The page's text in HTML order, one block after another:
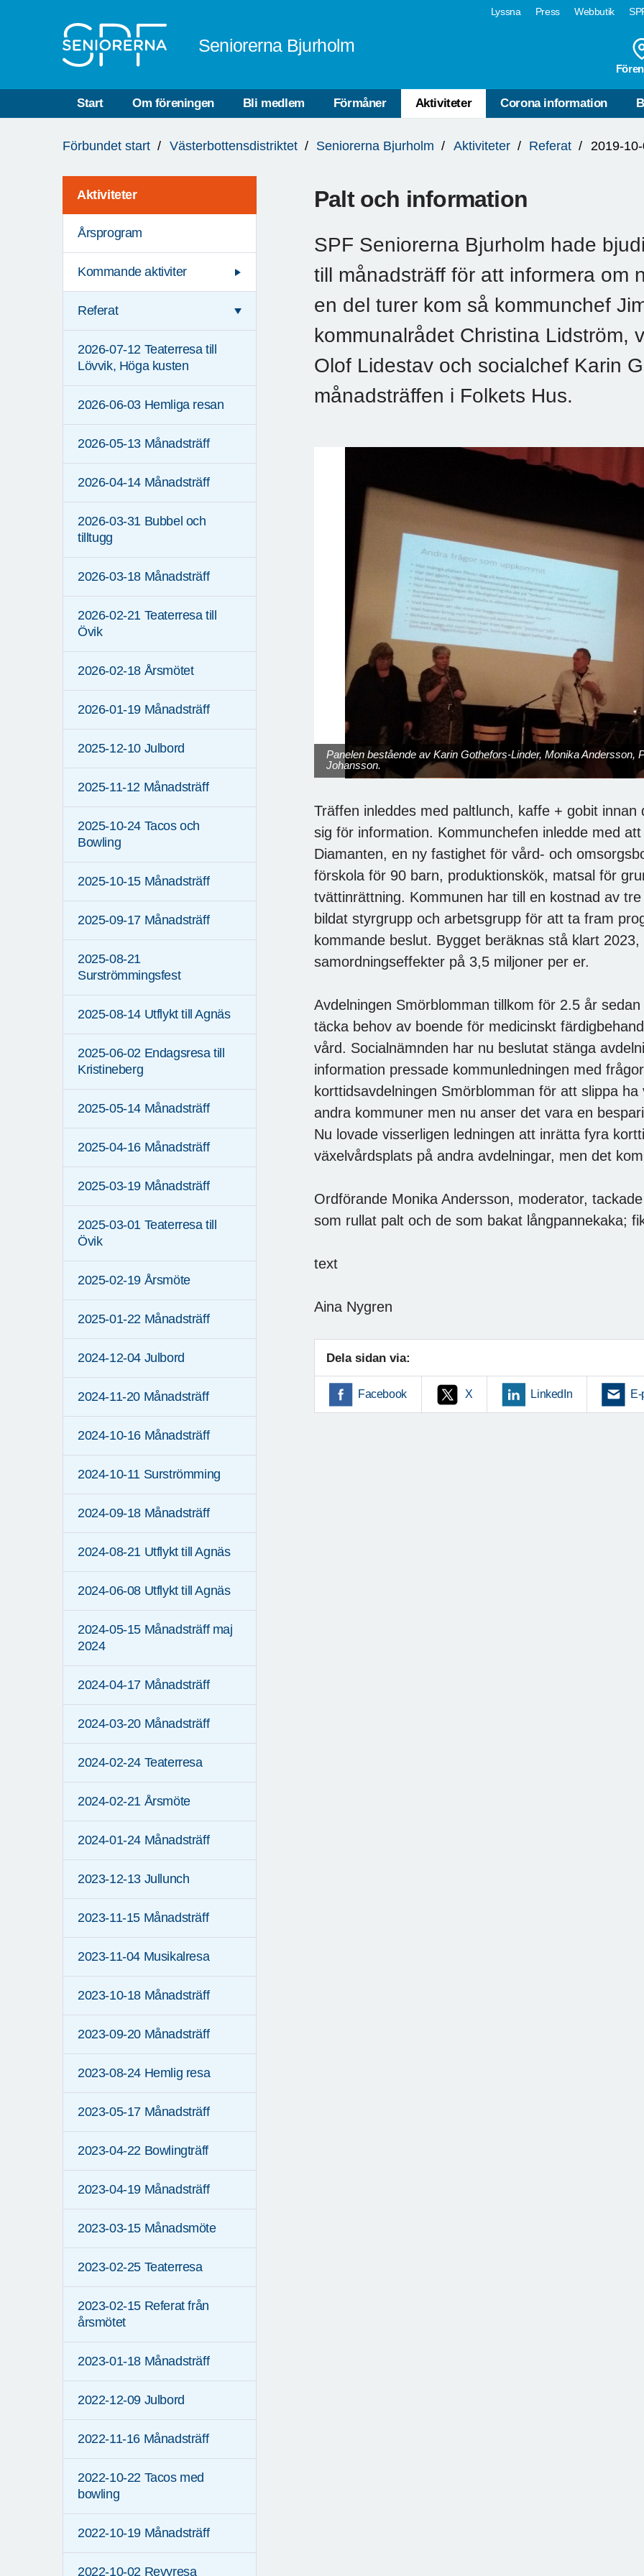
Lyssna Press Webbutik
Seniorerna Bjurholm
Start Om föreningen Bli medlem Förmåner Aktiviteter Corona information
är
Förbundet start Västerbottensdistriktet Seniorerna Bjurholm Aktiviteter Referat 2019-
Aktiviteter
Årsprogram
Kommande aktiviter
Referat
2026-07-12 Teaterresa till
Lövvik, Höga kusten
2026-06-03 Hemliga resan
2026-05-13 Månadsträff
2026-04-14 Månadsträff
2026-03-31 Bubbel och
tilltugg
2026-03-18 Månadsträff
2026-02-21 Teaterresa till
Övik
2026-02-18 Årsmötet
2026-01-19 Månadsträff
2025-12-10 Julbord
2025-11-12 Månadsträff
2025-10-24 Tacos och
Bowling
2025-10-15 Månadsträff
2025-09-17 Månadsträff
2025-08-21
Surströmmingsfest
2025-08-14 Utflykt till Agnäs
2025-06-02 Endagsresa till
Kristineberg
2025-05-14 Månadsträff
2025-04-16 Månadsträff
2025-03-19 Månadsträff
2025-03-01 Teaterresa till
Övik
2025-02-19 Årsmöte
2025-01-22 Månadsträff
2024-12-04 Julbord
2024-11-20 Månadsträff
2024-10-16 Månadsträff
2024-10-11 Surströmming
2024-09-18 Månadsträff
2024-08-21 Utflykt till Agnäs
2024-06-08 Utflykt till Agnäs
2024-05-15 Månadsträff maj
2024
2024-04-17 Månadsträff
2024-03-20 Månadsträff
2024-02-24 Teaterresa
2024-02-21 Årsmöte
2024-01-24 Månadsträff
2023-12-13 Jullunch
2023-11-15 Månadsträff
2023-11-04 Musikalresa
2023-10-18 Månadsträff
2023-09-20 Månadsträff
2023-08-24 Hemlig resa
2023-05-17 Månadsträff
2023-04-22 Bowlingträff
2023-04-19 Månadsträff
2023-03-15 Månadsmöte
2023-02-25 Teaterresa
2023-02-15 Referat från
årsmötet
2023-01-18 Månadsträff
2022-12-09 Julbord
2022-11-16 Månadsträff
2022-10-22 Tacos med
bowling
2022-10-19 Månadsträff
2022-10-02 Revyresa
Palt och information
SPF Seniorerna Bjurholm hade
till månadsträff för att informera om
en del turer kom så kommunchef
kommunalrådet Christina Lidström,
Olof Lidestav och socialchef Karin
månadsträffen i Folkets Hus.
Panelen bestående av Karin Gothefors-Linder, Monika
Johansson.
Träffen inleddes med paltlunch, kaffe + gobit
sig för information. Kommunchefen inledde med
Diamanten, en ny fastighet för vård- och
förskola för 90 barn, produktionskök, matsal för
tvättinrättning. Kommunen har till en kostnad av
bildat styrgrupp och arbetsgrupp för att ta fram
kommande beslut. Bygget beräknas stå klart
samordningseffekter på 3,5 miljoner per er.
Avdelningen Smörblomman tillkom för 2.5 år
täcka behov av boende för medicinskt
vård. Socialnämnden har nu beslutat stänga
information pressade kommunledningen med
korttidsavdelningen Smörblomman för att slippa
andra kommuner men nu anser det vara en
Nu lovade visserligen ledningen att inrätta fyra
växelvårdsplats på andra avdelningar, men det
Ordförande Monika Andersson, moderator,
som rullat palt och de som bakat långpannekaka;
text
Aina Nygren
Dela sidan via:
Facebook X LinkedIn